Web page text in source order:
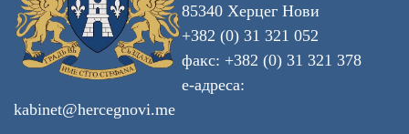
85340 Херцег Нови
+382 (0) 31 321 052
факс: +382 (0) 31 321 378
е-адреса:
kabinet@hercegnovi.me